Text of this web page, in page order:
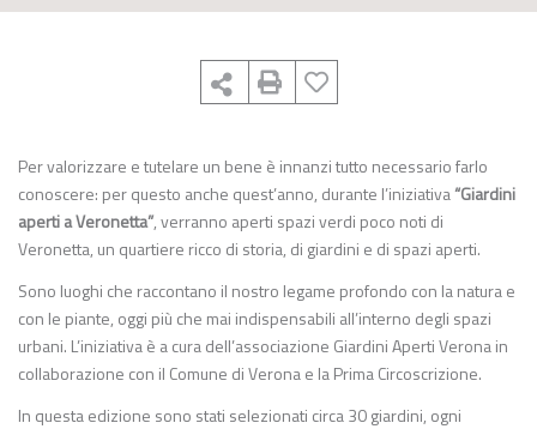
Per valorizzare e tutelare un bene è innanzi tutto necessario farlo
conoscere: per questo anche quest’anno, durante l’iniziativa“Giardini
aperti a Veronetta”, verranno aperti spazi verdi poco noti di
Veronetta, un quartiere ricco di storia, di giardini e di spazi aperti.
Sono luoghi che raccontano il nostro legame profondo con la natura e
con le piante, oggi più che mai indispensabili all’interno degli spazi
urbani. L’iniziativa è a cura dell’associazione Giardini Aperti Verona in
collaborazione con il Comune di Verona e la Prima Circoscrizione.
In questa edizione sono stati selezionati circa 30 giardini, ogni